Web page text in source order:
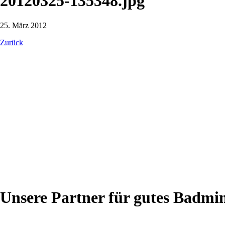
25. März 2012
Zurück
Unsere Partner für gutes